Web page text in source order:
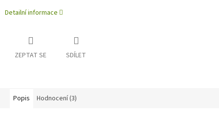
Detailní informace
ZEPTAT SE SDÍLET
Popis Hodnocení (3)